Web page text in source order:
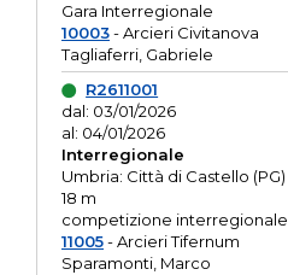
Gara Interregionale
10003- Arcieri Civitanova
Tagliaferri, Gabriele
R2611001
dal: 03/01/2026
al: 04/01/2026
Interregionale
Umbria: Città di Castello (PG)
18 m
competizione interregionale
11005- Arcieri Tifernum
Sparamonti, Marco